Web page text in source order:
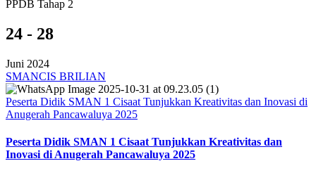
PPDB Tahap 2
24 - 28
Juni 2024
SMANCIS BRILIAN
Peserta Didik SMAN 1 Cisaat Tunjukkan Kreativitas dan Inovasi di
Anugerah Pancawaluya 2025
Peserta Didik SMAN 1 Cisaat Tunjukkan Kreativitas dan
Inovasi di Anugerah Pancawaluya 2025